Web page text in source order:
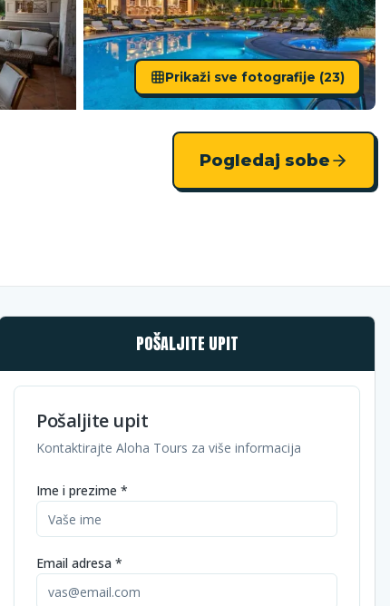
Prikaži sve fotografije (23)
Pogledaj sobe
POŠALJITE UPIT
Pošaljite upit
Kontaktirajte Aloha Tours za više informacija
Ime i prezime *
Email adresa *